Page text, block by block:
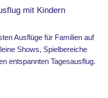
mit Kindern
Ausflüge für Familien auf
Shows, Spielbereiche
entspannten Tagesausflug.